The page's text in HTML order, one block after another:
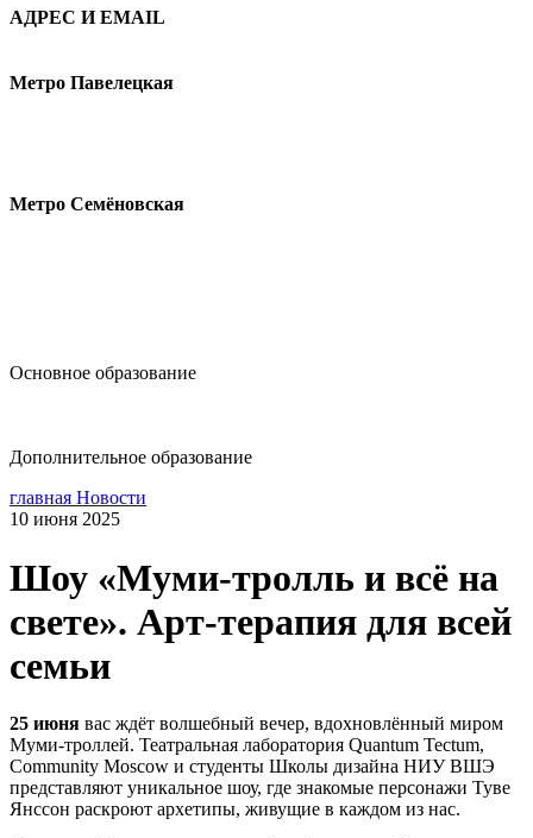
АДРЕС И EMAIL
Метро Павелецкая
Метро Семёновская
Основное образование
Дополнительное образование
главная Новости
10 июня 2025
Шоу «Муми-тролль и всё на
свете». Арт-терапия для всей
семьи
25 июня вас ждёт волшебный вечер, вдохновлённый миром
Муми-троллей. Театральная лаборатория Quantum Tectum,
Community Moscow и студенты Школы дизайна НИУ ВШЭ
представляют уникальное шоу, где знакомые персонажи Туве
Янссон раскроют архетипы, живущие в каждом из нас.